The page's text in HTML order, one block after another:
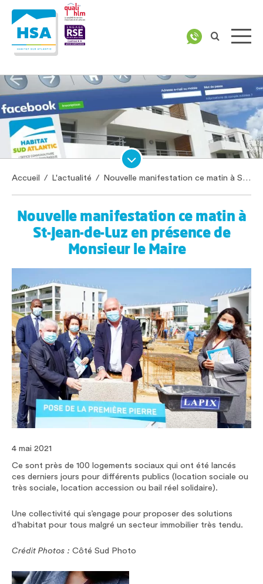
Accueil / L'actualité / Nouvelle manifestation ce matin à St-Jean-de-Luz en présence de Monsieur le Maire
Nouvelle manifestation ce matin à
St-Jean-de-Luz en présence de
Monsieur le Maire
4 mai 2021
Ce sont près de 100 logements sociaux qui ont été lancés
ces derniers jours pour différents publics (location sociale ou
très sociale, location accession ou bail réel solidaire).
Une collectivité qui s’engage pour proposer des solutions
d’habitat pour tous malgré un secteur immobilier très tendu.
Crédit Photos : Côté Sud Photo